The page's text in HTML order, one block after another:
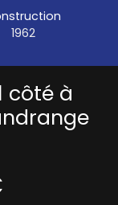
1962
côté à